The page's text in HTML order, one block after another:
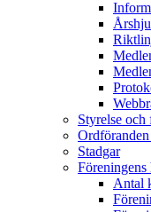
Styrelse
Stadgar
Föreningens
Antal